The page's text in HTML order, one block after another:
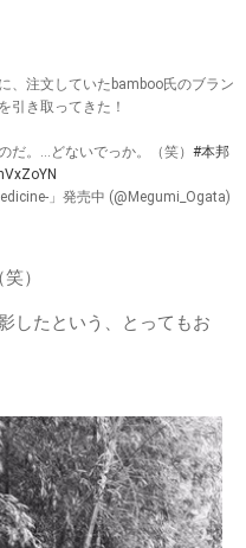
、注文していたbamboo氏のブラン
引き取ってきた！
だ。…どないでっか。（笑） #本邦
」発売中 (@Megumi_Ogata)
）
したという、とってもお